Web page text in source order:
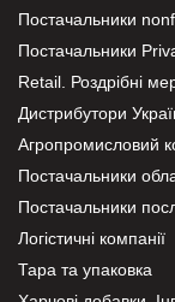
Постачальники
Постачальники
Retail. Роздрібні
Дистрибутори
Агропромисловий
Постачальники
Постачальники
Логістичні компанії
Тара та упаковка